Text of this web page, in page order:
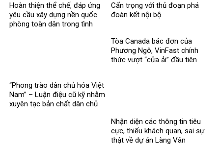
Hoàn thiện thể chế, đáp ứng
yêu cầu xây dựng nền quốc
phòng toàn dân trong tình
Cẩn trọng với thủ đoạn phá
đoàn kết nội bộ
“Phong trào dân chủ hóa Việt
Nam” – Luận điệu cũ kỹ nhằm
xuyên tạc bản chất dân chủ
Tòa Canada bác đơn của
Phương Ngô, VinFast chính
thức vượt “cửa ải” đầu tiên
Nhận diện các thông tin tiêu
cực, thiếu khách quan, sai sự
thật về dự án Làng Vân